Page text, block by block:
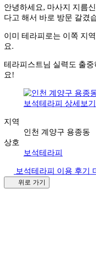
안녕하세요, 마사지 지름
다고 해서 바로 방문 갈겼
이미 테라피로는 이쪽 지
요.
테라피스트님 실력도 출
요!
보석테라피 상세보기
지역
인천 계양구 용종동
상호
보석테라피
보석테라피 이용 후기
위로 가기